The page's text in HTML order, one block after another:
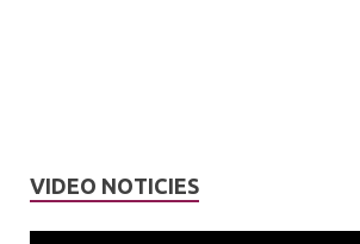
VIDEO NOTICIES